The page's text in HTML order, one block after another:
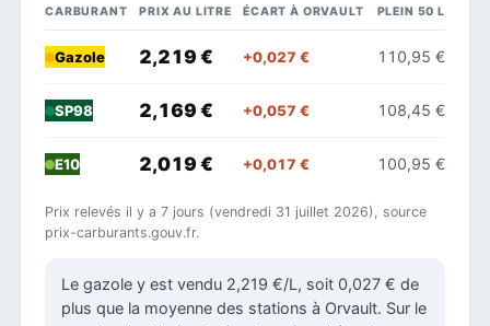
CARBURANT PRIX AU LITRE ÉCART À ORVAULT PLEIN 50 L
Gazole 2,219 € +0,027 € 110,95 €
SP98 2,169 € +0,057 € 108,45 €
E10 2,019 € +0,017 € 100,95 €
Prix relevés il y a 7 jours (vendredi 31 juillet 2026), source
prix-carburants.gouv.fr.
Le gazole y est vendu 2,219 €/L, soit 0,027 € de
plus que la moyenne des stations à Orvault. Sur le